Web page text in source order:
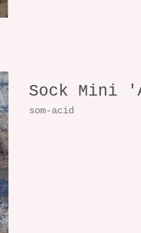
Sock Mini
som-acid